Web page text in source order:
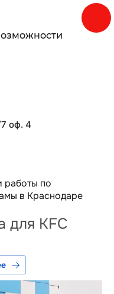
оф. 4
по
в Краснодаре
для KFC